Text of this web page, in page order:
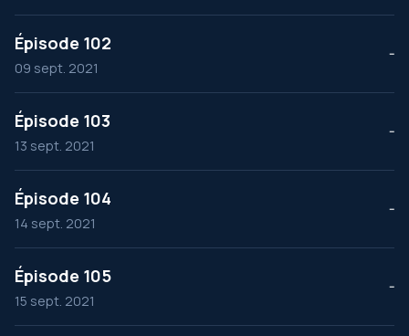
Épisode 102
09 sept. 2021
--
Épisode 103
13 sept. 2021
--
Épisode 104
14 sept. 2021
--
Épisode 105
15 sept. 2021
--